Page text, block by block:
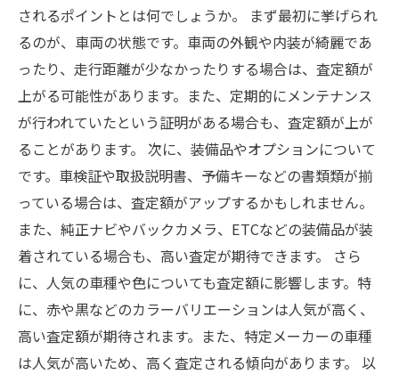
されるポイントとは何でしょうか。 まず最初に挙げられ
るのが、車両の状態です。車両の外観や内装が綺麗であ
ったり、走行距離が少なかったりする場合は、査定額が
上がる可能性があります。また、定期的にメンテナンス
が行われていたという証明がある場合も、査定額が上が
ることがあります。 次に、装備品やオプションについて
です。車検証や取扱説明書、予備キーなどの書類類が揃
っている場合は、査定額がアップするかもしれません。
また、純正ナビやバックカメラ、ETCなどの装備品が装
着されている場合も、高い査定が期待できます。 さら
に、人気の車種や色についても査定額に影響します。特
に、赤や黒などのカラーバリエーションは人気が高く、
高い査定額が期待されます。また、特定メーカーの車種
は人気が高いため、高く査定される傾向があります。 以